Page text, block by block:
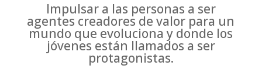
Impulsar a las personas a ser
agentes creadores de valor para un
mundo que evoluciona y donde los
jóvenes están llamados a ser
protagonistas.